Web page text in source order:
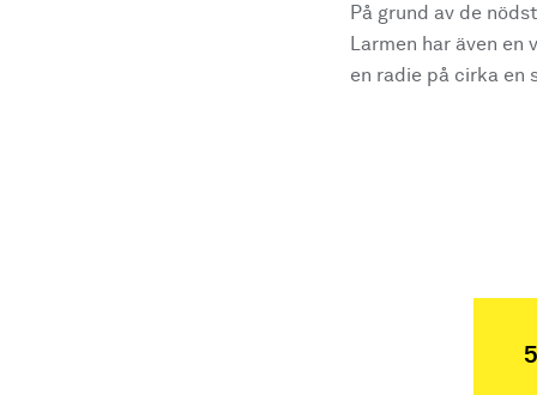
På grund av de
Larmen har även
en radie på cirka en